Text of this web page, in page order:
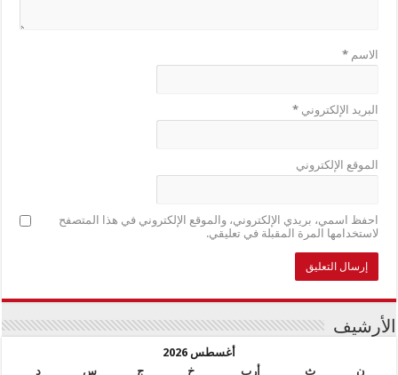
الاسم*
البريد الإلكتروني*
الموقع الإلكتروني
احفظ اسمي، بريدي الإلكتروني، والموقع الإلكتروني في هذا المتصفح
لاستخدامها المرة المقبلة في تعليقي.
الأرشيف
أغسطس 2026
ن
ث أرب خ ج س
د